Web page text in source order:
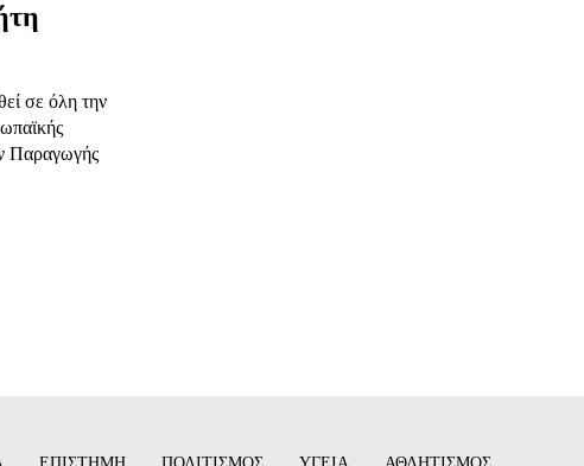
σε όλη την
Παραγωγής